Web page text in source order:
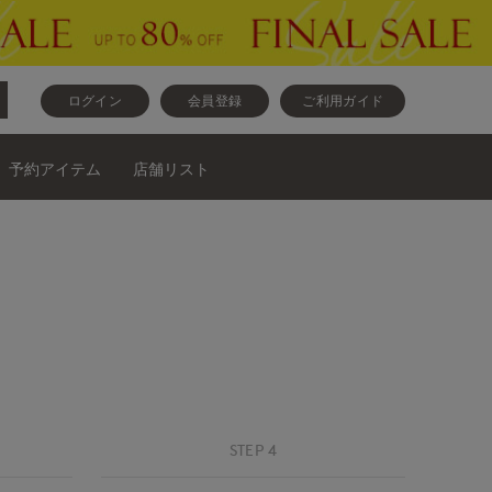
ログイン 会員登録 ご利用ガイド
予約アイテム 店舗リスト
STEP 4